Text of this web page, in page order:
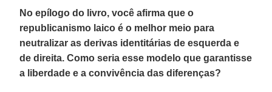
No epílogo do livro, você afirma que o
republicanismo laico é o melhor meio para
neutralizar as derivas identitárias de esquerda e
de direita. Como seria esse modelo que garantisse
a liberdade e a convivência das diferenças?